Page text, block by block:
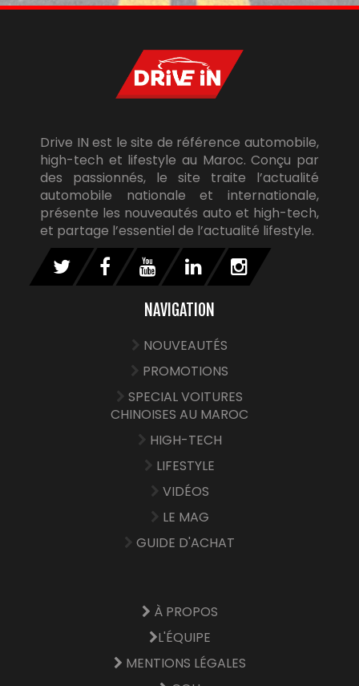
Drive IN est le site de référence automobile,
high-tech et lifestyle au Maroc. Conçu par
des passionnés, le site traite l’actualité
automobile nationale et internationale,
présente les nouveautés auto et high-tech,
et partage l’essentiel de l’actualité lifestyle.
NAVIGATION
NOUVEAUTÉS
PROMOTIONS
SPECIAL VOITURES
CHINOISES AU MAROC
HIGH-TECH
LIFESTYLE
VIDÉOS
LE MAG
GUIDE D'ACHAT
À PROPOS
L'ÉQUIPE
MENTIONS LÉGALES